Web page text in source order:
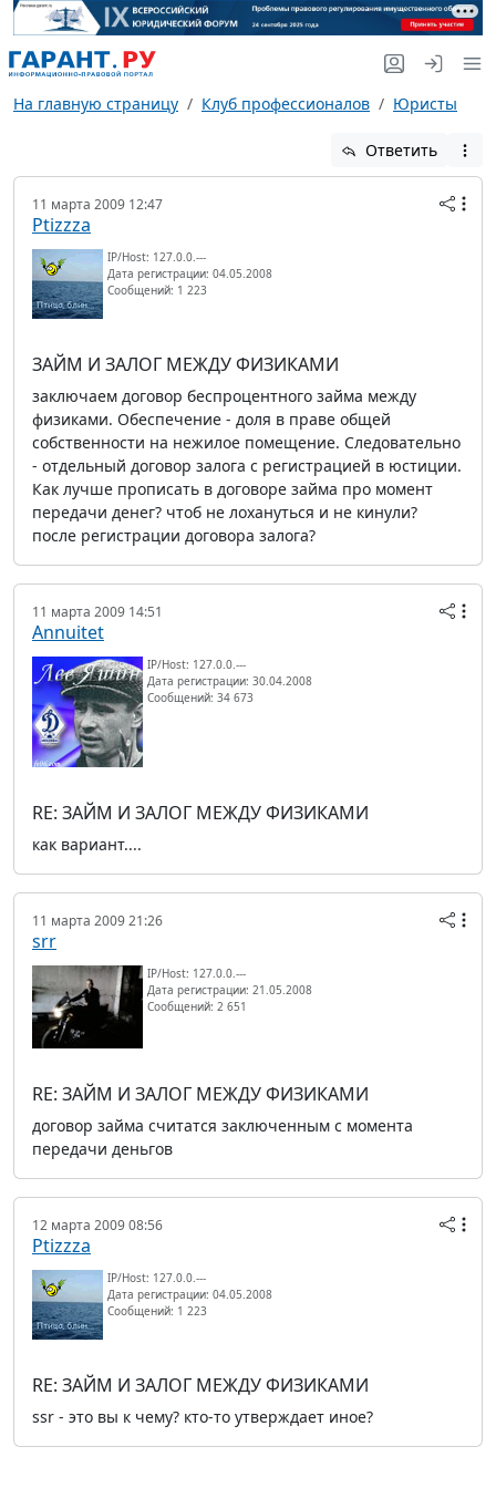
На главную страницу Клуб профессионалов Юристы
Ответить
11 марта 2009 12:47
Ptizzza
IP/Host: 127.0.0.---
Дата регистрации: 04.05.2008
Сообщений: 1 223
ЗАЙМ И ЗАЛОГ МЕЖДУ ФИЗИКАМИ
заключаем договор беспроцентного займа между
физиками. Обеспечение - доля в праве общей
собственности на нежилое помещение. Следовательно
- отдельный договор залога с регистрацией в юстиции.
Как лучше прописать в договоре займа про момент
передачи денег? чтоб не лохануться и не кинули?
после регистрации договора залога?
11 марта 2009 14:51
Annuitet
IP/Host: 127.0.0.---
Дата регистрации: 30.04.2008
Сообщений: 34 673
RE: ЗАЙМ И ЗАЛОГ МЕЖДУ ФИЗИКАМИ
как вариант....
11 марта 2009 21:26
srr
IP/Host: 127.0.0.---
Дата регистрации: 21.05.2008
Сообщений: 2 651
RE: ЗАЙМ И ЗАЛОГ МЕЖДУ ФИЗИКАМИ
договор займа считатся заключенным с момента
передачи деньгов
12 марта 2009 08:56
Ptizzza
IP/Host: 127.0.0.---
Дата регистрации: 04.05.2008
Сообщений: 1 223
RE: ЗАЙМ И ЗАЛОГ МЕЖДУ ФИЗИКАМИ
ssr - это вы к чему? кто-то утверждает иное?